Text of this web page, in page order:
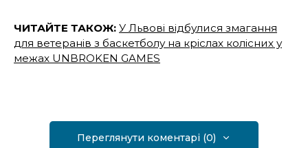
ЧИТАЙТЕ ТАКОЖ: У Львові відбулися змагання
для ветеранів з баскетболу на кріслах колісних у
межах UNBROKEN GAMES
Переглянути коментарі (0)